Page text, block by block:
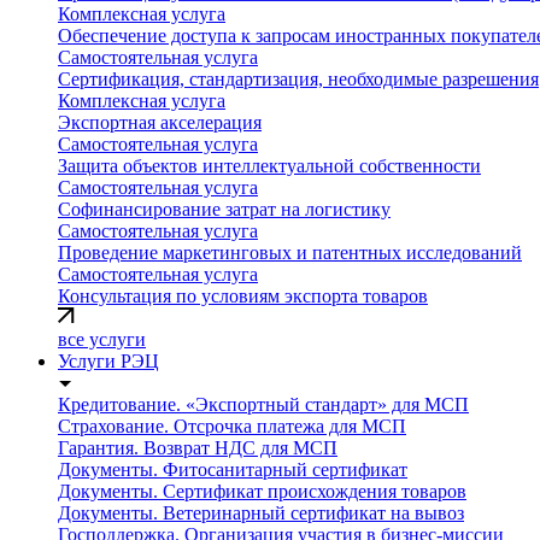
Комплексная услуга
Обеспечение доступа к запросам иностранных
Самостоятельная услуга
Сертификация, стандартизация, необходимые разрешения
Комплексная услуга
Экспортная акселерация
Самостоятельная услуга
Защита объектов интеллектуальной собственности
Самостоятельная услуга
Софинансирование затрат на логистику
Самостоятельная услуга
Проведение маркетинговых и патентных исследований
Самостоятельная услуга
Консультация по условиям экспорта товаров
все услуги
Услуги РЭЦ
Кредитование. «Экспортный стандарт» для МСП
Страхование. Отсрочка платежа для МСП
Гарантия. Возврат НДС для МСП
Документы. Фитосанитарный сертификат
Документы. Сертификат происхождения товаров
Документы. Ветеринарный сертификат на вывоз
Господдержка. Организация участия в бизнес-миссии